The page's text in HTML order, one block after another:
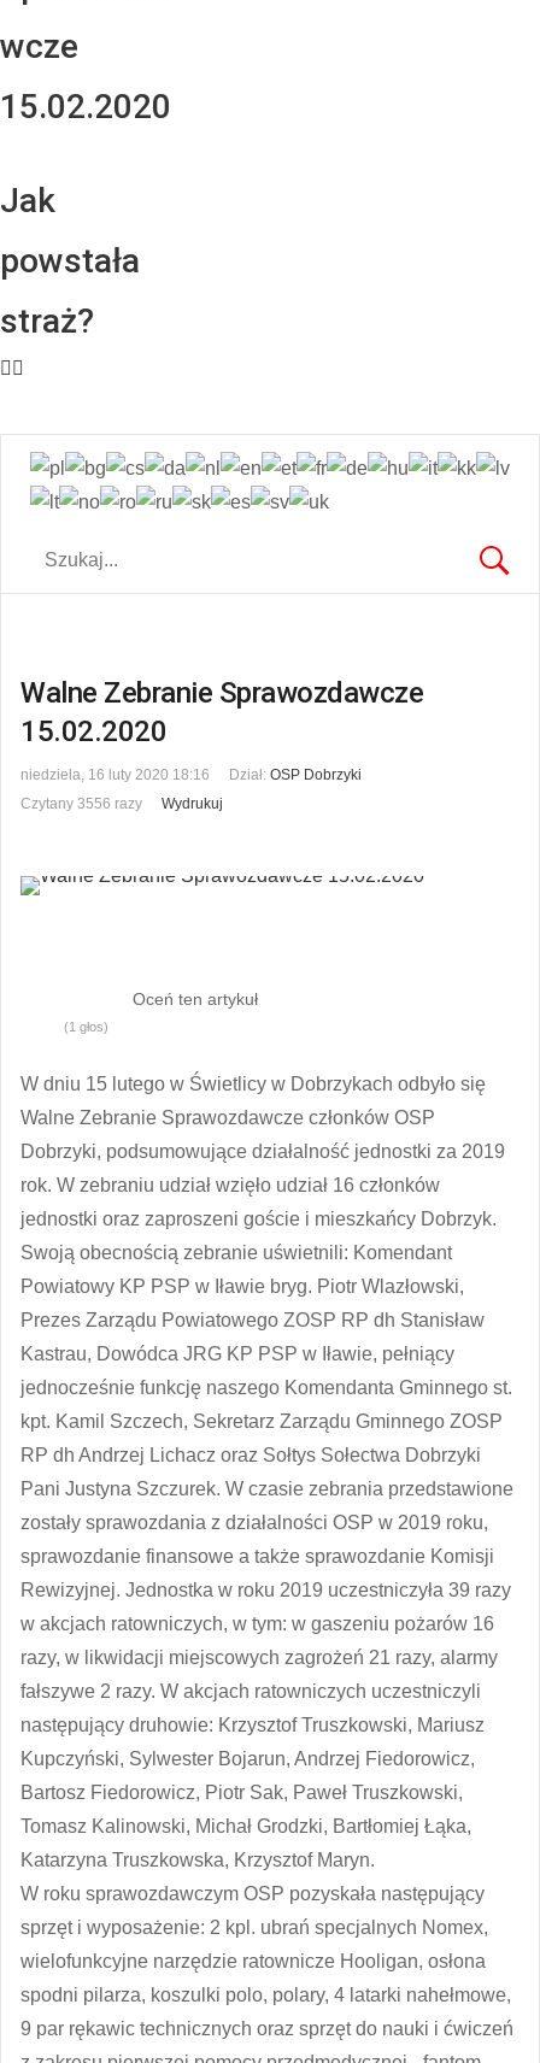
wcze
15.02.2020
Jak
powstała
straż?
Walne Zebranie Sprawozdawcze
15.02.2020
niedziela, 16 luty 2020 18:16 Dział: OSP Dobrzyki
Czytany 3556 razy
Wydrukuj
Oceń ten artykuł
(1 głos)
W dniu 15 lutego w Świetlicy w Dobrzykach odbyło się
Walne Zebranie Sprawozdawcze członków OSP
Dobrzyki, podsumowujące działalność jednostki za 2019
rok. W zebraniu udział wzięło udział 16 członków
jednostki oraz zaproszeni goście i mieszkańcy Dobrzyk.
Swoją obecnością zebranie uświetnili: Komendant
Powiatowy KP PSP w Iławie bryg. Piotr Wlazłowski,
Prezes Zarządu Powiatowego ZOSP RP dh Stanisław
Kastrau, Dowódca JRG KP PSP w Iławie, pełniący
jednocześnie funkcję naszego Komendanta Gminnego st.
kpt. Kamil Szczech, Sekretarz Zarządu Gminnego ZOSP
RP dh Andrzej Lichacz oraz Sołtys Sołectwa Dobrzyki
Pani Justyna Szczurek. W czasie zebrania przedstawione
zostały sprawozdania z działalności OSP w 2019 roku,
sprawozdanie finansowe a także sprawozdanie Komisji
Rewizyjnej. Jednostka w roku 2019 uczestniczyła 39 razy
w akcjach ratowniczych, w tym: w gaszeniu pożarów 16
razy, w likwidacji miejscowych zagrożeń 21 razy, alarmy
fałszywe 2 razy. W akcjach ratowniczych uczestniczyli
następujący druhowie: Krzysztof Truszkowski, Mariusz
Kupczyński, Sylwester Bojarun, Andrzej Fiedorowicz,
Bartosz Fiedorowicz, Piotr Sak, Paweł Truszkowski,
Tomasz Kalinowski, Michał Grodzki, Bartłomiej Łąka,
Katarzyna Truszkowska, Krzysztof Maryn.
W roku sprawozdawczym OSP pozyskała następujący
sprzęt i wyposażenie: 2 kpl. ubrań specjalnych Nomex,
wielofunkcyjne narzędzie ratownicze Hooligan, osłona
spodni pilarza, koszulki polo, polary, 4 latarki nahełmowe,
9 par rękawic technicznych oraz sprzęt do nauki i ćwiczeń